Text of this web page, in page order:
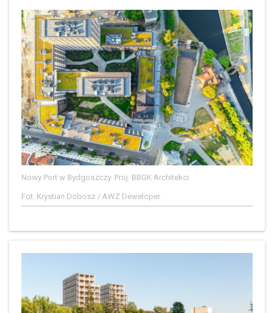
Nowy Port w Bydgoszczy. Proj. BBGK Architekci
Fot. Krystian Dobosz / AWZ Deweloper